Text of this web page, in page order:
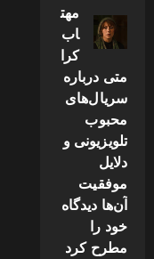
مهت
اب
کرا
متی درباره
سریال‌های
محبوب
تلویزیونی و
دلایل
موفقیت
آن‌ها دیدگاه
خود را
مطرح کرد